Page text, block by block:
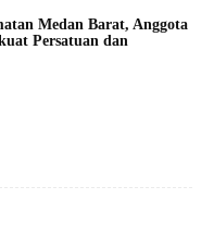
Medan Barat, Anggota
Persatuan dan